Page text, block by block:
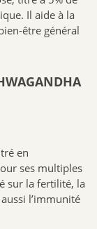
est
sur l’emballage.
Il aide à la
être général
en
ses multiples
sur la fertilité, la
l’immunité